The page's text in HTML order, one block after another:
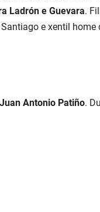
Ladrón e Guevara.
e xentil home
Juan Antonio Patiño.